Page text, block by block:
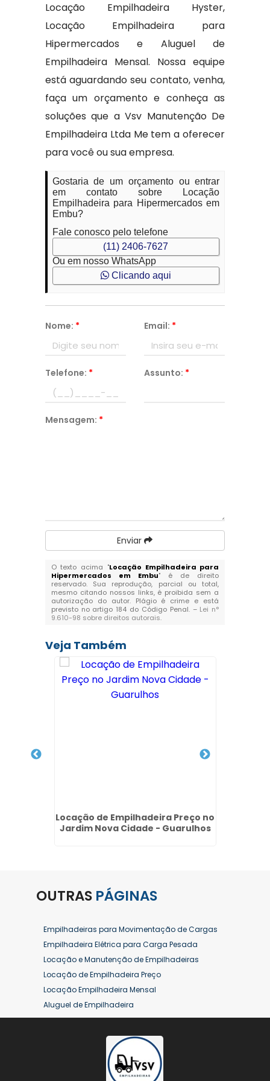
Locação Empilhadeira Hyster,
Locação Empilhadeira para
Hipermercados e Aluguel de
Empilhadeira Mensal. Nossa equipe
está aguardando seu contato, venha,
faça um orçamento e conheça as
soluções que a Vsv Manutenção De
Empilhadeira Ltda Me tem a oferecer
para você ou sua empresa.
Gostaria de um orçamento ou entrar
em contato sobre Locação
Empilhadeira para Hipermercados em
Embu?
Fale conosco pelo telefone
(11) 2406-7627
Ou em nosso WhatsApp
Clicando aqui
Nome: * Email: *
Telefone: * Assunto: *
Mensagem: *
Enviar
O texto acima "Locação Empilhadeira para
Hipermercados em Embu" é de direito
reservado. Sua reprodução, parcial ou total,
mesmo citando nossos links, é proibida sem a
autorização do autor. Plágio é crime e está
previsto no artigo 184 do Código Penal. – Lei n°
9.610-98 sobre direitos autorais.
Veja Também
Locação de Empilhadeira Preço no
Jardim Nova Cidade - Guarulhos
OUTRAS PÁGINAS
Empilhadeiras para Movimentação de Cargas
Empilhadeira Elétrica para Carga Pesada
Locação e Manutenção de Empilhadeiras
Locação de Empilhadeira Preço
Locação Empilhadeira Mensal
Aluguel de Empilhadeira
Aluguel de Empilhadeira a Combustão
Aluguel de Empilhadeira Diária Valor
Aluguel de Empilhadeira Elétrica
Aluguel de Empilhadeira Elétrica Preço